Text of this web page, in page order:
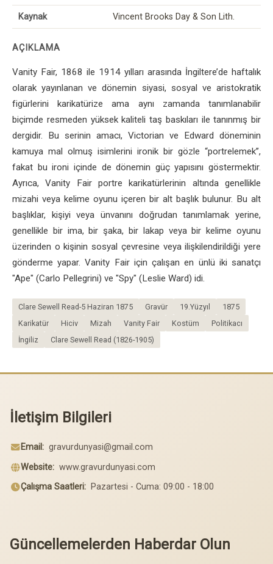
Kaynak Vincent Brooks Day & Son Lith.
AÇIKLAMA
Vanity Fair, 1868 ile 1914 yılları arasında İngiltere’de haftalık
olarak yayınlanan ve dönemin siyasi, sosyal ve aristokratik
figürlerini karikatürize ama aynı zamanda tanımlanabilir
biçimde resmeden yüksek kaliteli taş baskıları ile tanınmış bir
dergidir. Bu serinin amacı, Victorian ve Edward döneminin
kamuya mal olmuş isimlerini ironik bir gözle “portrelemek”,
fakat bu ironi içinde de dönemin güç yapısını göstermektir.
Ayrıca, Vanity Fair portre karikatürlerinin altında genellikle
mizahi veya kelime oyunu içeren bir alt başlık bulunur. Bu alt
başlıklar, kişiyi veya ünvanını doğrudan tanımlamak yerine,
genellikle bir ima, bir şaka, bir lakap veya bir kelime oyunu
üzerinden o kişinin sosyal çevresine veya ilişkilendirildiği yere
gönderme yapar. Vanity Fair için çalışan en ünlü iki sanatçı
"Ape" (Carlo Pellegrini) ve "Spy" (Leslie Ward) idi.
Clare Sewell Read-5 Haziran 1875 Gravür 19.Yüzyıl
1875
Karikatür
Hiciv Mizah Vanity Fair Kostüm
Politikacı
İngiliz
Clare Sewell Read (1826-1905)
İletişim Bilgileri
Email: gravurdunyasi@gmail.com
Website: www.gravurdunyasi.com
Çalışma Saatleri: Pazartesi - Cuma: 09:00 - 18:00
Güncellemelerden Haberdar Olun